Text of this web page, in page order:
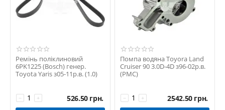
Ремінь поліклиновий
6PK1225 (Bosch) генер.
Toyota Yaris з05-11р.в. (1.0)
+
− 526.50 грн.
Помпа водяна Toyora Land
Cruiser 90 3.0D-4D з96-02р.в.
(PMC)
+
− 2542.50 грн.